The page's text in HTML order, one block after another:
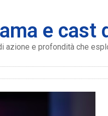
e cast
azione e profondità che